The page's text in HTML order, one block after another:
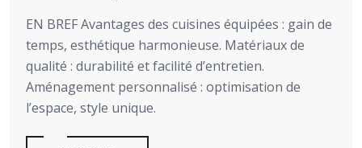
EN BREF Avantages des cuisines équipées : gain de
temps, esthétique harmonieuse. Matériaux de
qualité : durabilité et facilité d’entretien.
Aménagement personnalisé : optimisation de
l’espace, style unique.